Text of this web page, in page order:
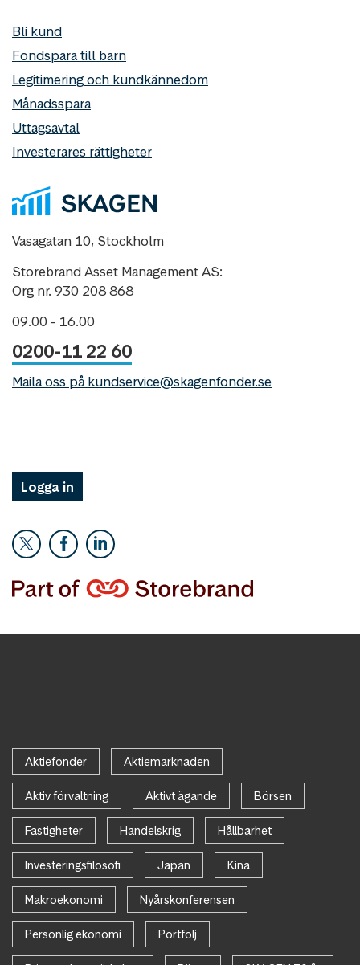
Bli kund
Fondspara till barn
Legitimering och kundkännedom
Månadsspara
Uttagsavtal
Investerares rättigheter
Vasagatan 10, Stockholm
Storebrand Asset Management AS:
Org nr. 930 208 868
09.00 - 16.00
0200-11 22 60
Maila oss på kundservice@skagenfonder.se
Logga in
Aktiefonder Aktiemarknaden
Aktiv förvaltning Aktivt ägande Börsen
Fastigheter Handelskrig Hållbarhet
Investeringsfilosofi Japan Kina
Makroekonomi Nyårskonferensen
Personlig ekonomi Portfölj